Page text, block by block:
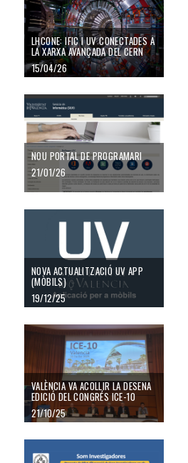
LHCONE: IFIC I UV CONECTADES A
LA XARXA AVANÇADA DEL CERN
15/04/26
NOU PORTAL de PROGRAMARI
NOU PORTAL DE PROGRAMARI
21/01/26
NOVA ACTUALITZACIÓ UV App (Mòbils)
NOVA ACTUALITZACIÓ UV APP
(MÒBILS)
19/12/25
València va acollir la desena edició del
VALÈNCIA VA ACOLLIR LA DESENA
EDICIÓ DEL CONGRÉS ICE-10
21/10/25
UV-Tirant se suma al programa nacional